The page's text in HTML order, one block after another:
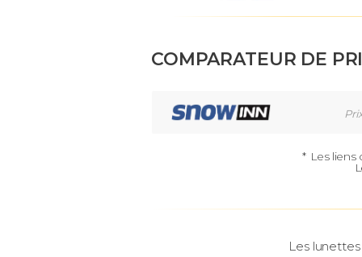
COMPARATEUR DE
* Les liens
Les